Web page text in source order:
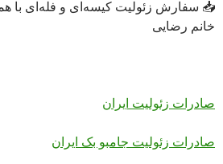
📥 سفارش زئولیت کیسه‌ای و فله‌ای با
خانم رضایی
صادرات زئولیت ایران
صادرات زئولیت جامبو بک ایران